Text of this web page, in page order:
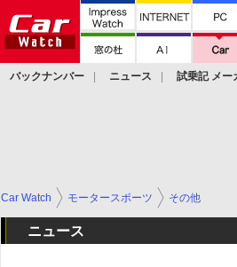
バックナンバー ニュース 試乗記 メー
Car Watch モータースポーツ その他
ニュース